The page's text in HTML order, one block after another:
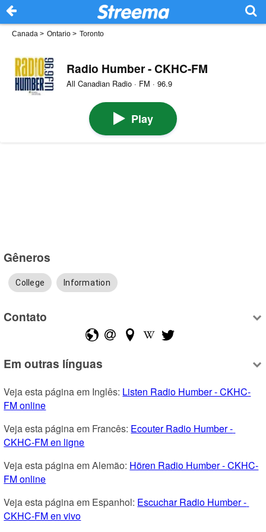
Canada > Ontario > Toronto
Radio Humber - CKHC-FM
All Canadian Radio · FM · 96.9
Play
Gêneros
College Information
Contato
Em outras línguas
Veja esta página em Inglês: Listen Radio Humber - CKHC-
FM online
Veja esta página em Francês: Ecouter Radio Humber -
CKHC-FM en ligne
Veja esta página em Alemão: Hören Radio Humber - CKHC-
FM online
Veja esta página em Espanhol: Escuchar Radio Humber -
CKHC-FM en vivo